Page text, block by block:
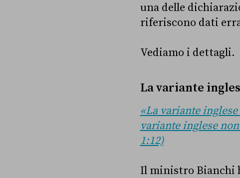
una delle
riferiscono dati
Vediamo i dettagli.
La variante
«La variante
variante inglese
1:12)
Il ministro Bianchi